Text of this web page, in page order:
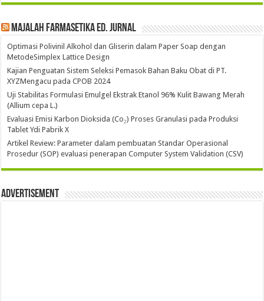
Majalah Farmasetika Ed. Jurnal
Optimasi Polivinil Alkohol dan Gliserin dalam Paper Soap dengan
MetodeSimplex Lattice Design
Kajian Penguatan Sistem Seleksi Pemasok Bahan Baku Obat di PT.
XYZMengacu pada CPOB 2024
Uji Stabilitas Formulasi Emulgel Ekstrak Etanol 96% Kulit Bawang Merah
(Allium cepa L.)
Evaluasi Emisi Karbon Dioksida (Co₂) Proses Granulasi pada Produksi
Tablet Ydi Pabrik X
Artikel Review: Parameter dalam pembuatan Standar Operasional
Prosedur (SOP) evaluasi penerapan Computer System Validation (CSV)
Advertisement